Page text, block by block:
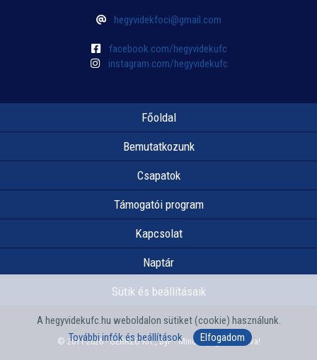
A hegyvidekufc.hu weboldalon sütiket (cookie) használunk.
További infók és beállítások
Elfogadom
hegyvidekfoci@gmail.com
facebook.com/hegyvidekufc
instagram.com/hegyvidekufc
Főoldal
Bemutatkozunk
Csapatok
Támogatói program
Kapcsolat
Naptár
Sütik és beállításaik
© 2011-2026 - GERRZO Kft., byF - Minden jog fenntartva!